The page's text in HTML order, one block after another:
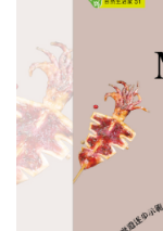
無論